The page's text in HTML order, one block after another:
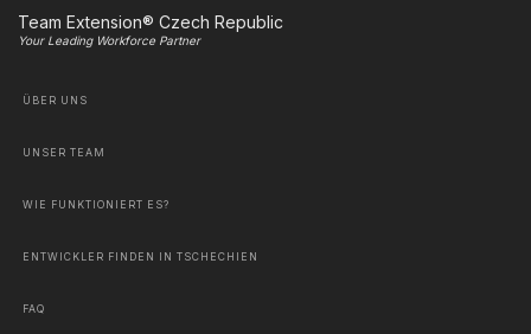
Team Extension® Czech Republic
Your Leading Workforce Partner
ÜBER UNS
UNSER TEAM
WIE FUNKTIONIERT ES?
ENTWICKLER FINDEN IN TSCHECHIEN
FAQ